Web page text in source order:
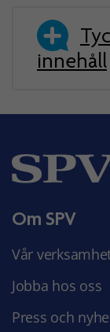
innehåll
Om SPV
Vår
Jobba hos oss
Press och